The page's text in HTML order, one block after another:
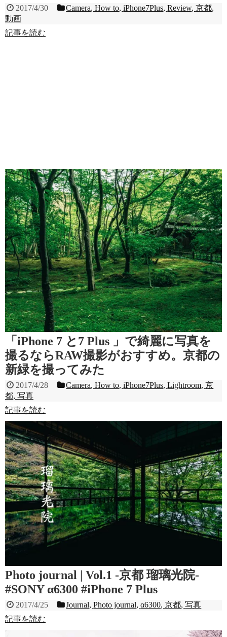
2017/4/30 Camera,How to,iPhone7Plus,Review,京都,
動画
記事を読む
「iPhone 7 と7 Plus 」で綺麗に写真を
撮るならRAW撮影がおすすめ。京都の
新緑を撮ってみた
2017/4/28 Camera,How to,iPhone7Plus,Lightroom,京
都, 写真
記事を読む
Photo journal | Vol.1 -京都 瑠璃光院-
#SONY α6300 #iPhone 7 Plus
2017/4/25 Journal,Photo journal,α6300,京都,写真
記事を読む